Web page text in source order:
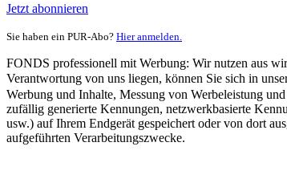
Jetzt abonnieren
Sie haben ein PUR-Abo? Hier anmelden.
FONDS professionell mit Werbung: Wir nutzen aus
Verantwortung von uns liegen, können Sie sich in
Werbung und Inhalte, Messung von Werbeleistung
zufällig generierte Kennungen, netzwerkbasierte
usw.) auf Ihrem Endgerät gespeichert oder von dort
aufgeführten Verarbeitungszwecke.